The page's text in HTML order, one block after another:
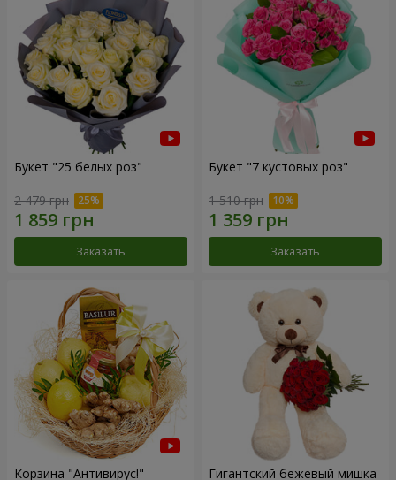
Букет "25 белых роз"
2 479 грн
Заказать
Букет "7 кустовых роз"
1 510 грн
Заказать
Корзина "Антивирус!" Гигантский бежевый мишка